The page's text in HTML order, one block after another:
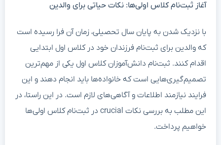
آغاز ثبت‌نام کلاس اولی‌ها: نکات حیاتی برای والدین
با نزدیک شدن به پایان سال تحصیلی، زمان آن فرا رسیده است
که والدین برای ثبت‌نام فرزندان خود در کلاس اول ابتدایی
اقدام کنند. ثبت‌نام دانش‌آموزان کلاس اول یکی از مهم‌ترین
تصمیم‌گیری‌هایی است که خانواده‌ها باید انجام دهند و این
فرایند نیازمند اطلاعات و آگاهی‌های لازم است. در این راستا، در
این مطلب به بررسی نکات crucial در ثبت‌نام کلاس اولی‌ها
خواهیم پرداخت.